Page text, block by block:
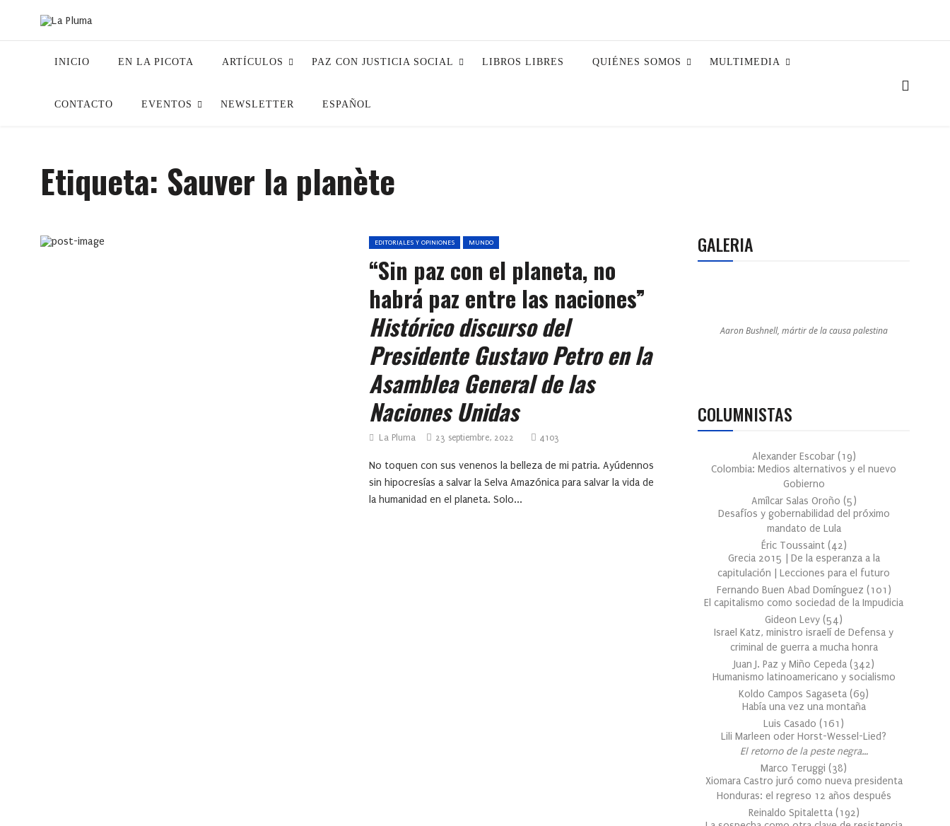
INICIO EN LA PICOTA ARTÍCULOS PAZ CON JUSTICIA SOCIAL LIBROS LIBRES QUIÉNES SOMOS MULTIMEDIA
CONTACTO EVENTOS NEWSLETTER ESPAÑOL
Etiqueta: Sauver la planète
EDITORIALES Y OPINIONES MUNDO
“Sin paz con el planeta, no
habrá paz entre las naciones”
Histórico discurso del
Presidente Gustavo Petro en la
Asamblea General de las
Naciones Unidas
La Pluma 23 septiembre, 2022 4103
No toquen con sus venenos la belleza de mi patria. Ayúdennos
sin hipocresías a salvar la Selva Amazónica para salvar la vida de
la humanidad en el planeta. Solo...
GALERIA
Aaron Bushnell, mártir de la causa palestina
COLUMNISTAS
Alexander Escobar (19)
Colombia: Medios alternativos y el nuevo
Gobierno
Amílcar Salas Oroño (5)
Desafíos y gobernabilidad del próximo
mandato de Lula
Éric Toussaint (42)
Grecia 2015 | De la esperanza a la
capitulación | Lecciones para el futuro
Fernando Buen Abad Domínguez (101 )
El capitalismo como sociedad de la Impudicia
Gideon Levy (54)
Israel Katz, ministro israelí de Defensa y
criminal de guerra a mucha honra
Juan J. Paz y Miño Cepeda (342)
Humanismo latinoamericano y socialismo
Koldo Campos Sagaseta (69)
Había una vez una montaña
Luis Casado (161 )
Lili Marleen oder Horst-Wessel-Lied?
El retorno de la peste negra…
Marco Teruggi (38)
Xiomara Castro juró como nueva presidenta
Honduras: el regreso 12 años después
Reinaldo Spitaletta (192)